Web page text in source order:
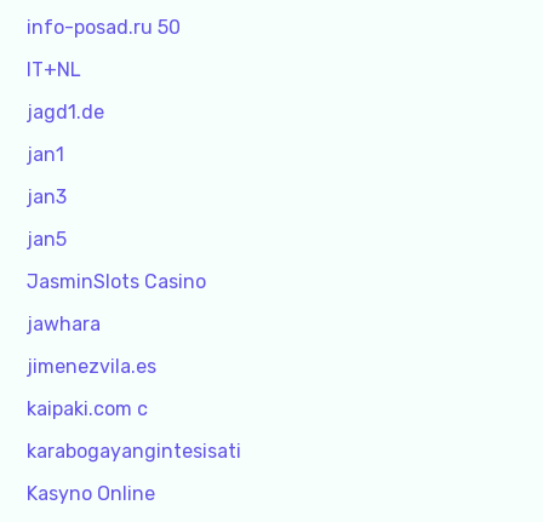
info-posad.ru 50
IT+NL
jagd1.de
jan1
jan3
jan5
JasminSlots Casino
jawhara
jimenezvila.es
kaipaki.com c
karabogayangintesisati
Kasyno Online